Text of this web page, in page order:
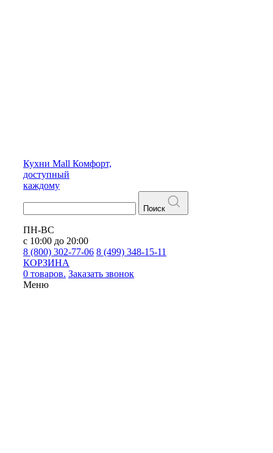
Кухни Mall Комфорт,
доступный
каждому
Поиск
ПН-ВС
с 10:00 до 20:00
8 (800) 302-77-06 8 (499) 348-15-11
КОРЗИНА
0 товаров. Заказать звонок
Меню